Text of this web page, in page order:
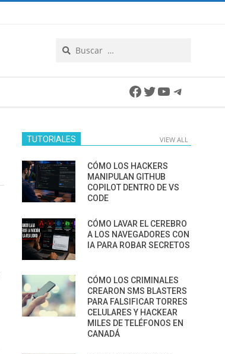
Facebook
Twitter
YouTube
TUTORIALES VIEW ALL
CÓMO LOS HACKERS
MANIPULAN GITHUB
COPILOT DENTRO DE VS
CODE
CÓMO LAVAR EL CEREBRO
A LOS NAVEGADORES CON
IA PARA ROBAR SECRETOS
CÓMO LOS CRIMINALES
CREARON SMS BLASTERS
PARA FALSIFICAR TORRES
CELULARES Y HACKEAR
MILES DE TELÉFONOS EN
CANADÁ